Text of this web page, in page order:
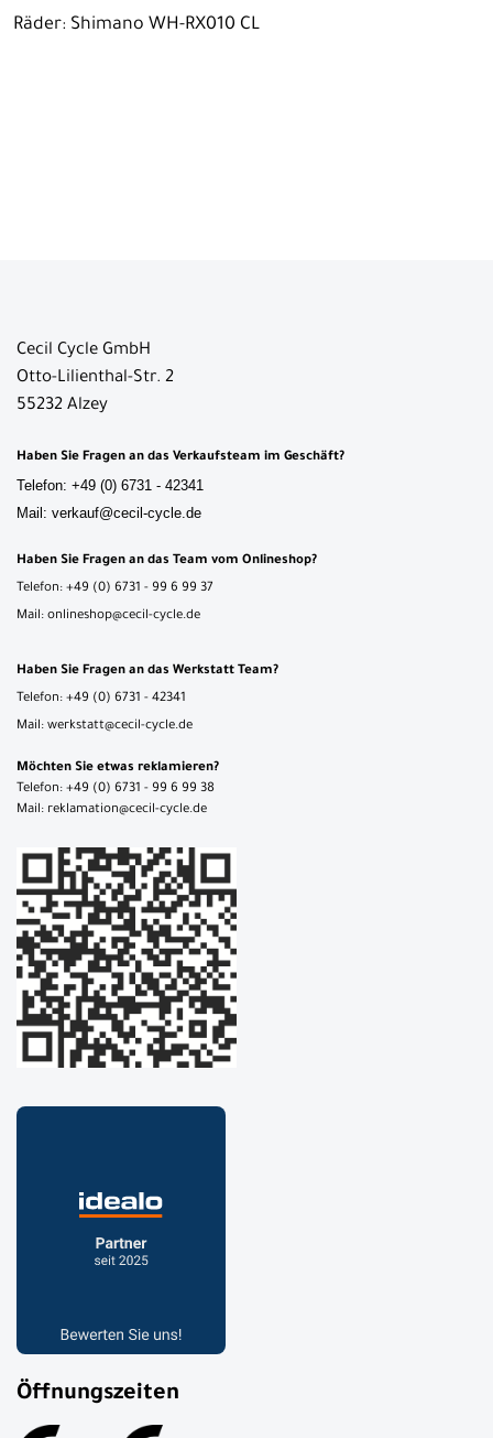
Räder: Shimano WH-RX010 CL
Cecil Cycle GmbH
Otto-Lilienthal-Str. 2
55232 Alzey
Haben Sie Fragen an das Verkaufsteam im Geschäft?
Telefon: +49 (0) 6731 - 42341
Mail: verkauf@cecil-cycle.de
Haben Sie Fragen an das Team vom Onlineshop?
Telefon: +49 (0) 6731 - 99 6 99 37
Mail: onlineshop@cecil-cycle.de
Haben Sie Fragen an das Werkstatt Team?
Telefon: +49 (0) 6731 - 42341
Mail: werkstatt@cecil-cycle.de
Möchten Sie etwas reklamieren?
Telefon: +49 (0) 6731 - 99 6 99 38
Mail: reklamation@cecil-cycle.de
Öffnungszeiten